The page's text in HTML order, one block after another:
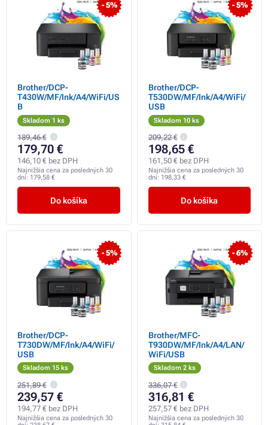
- 5%
Brother/DCP-
T430W/MF/Ink/A4/WiFi/US
B
Skladom 1 ks
189,46 €
179,70 €
146,10 € bez DPH
Najnižšia cena za posledných 30
dní: 179,58 €
Do košíka
- 5%
Brother/DCP-
T530DW/MF/Ink/A4/WiFi/
USB
Skladom 10 ks
209,22 €
198,65 €
161,50 € bez DPH
Najnižšia cena za posledných 30
dní: 198,33 €
Do košíka
- 5%
Brother/DCP-
T730DW/MF/Ink/A4/WiFi/
USB
Skladom 15 ks
251,89 €
239,57 €
194,77 € bez DPH
Najnižšia cena za posledných 30
- 6%
Brother/MFC-
T930DW/MF/Ink/A4/LAN/
WiFi/USB
Skladom 2 ks
336,07 €
316,81 €
257,57 € bez DPH
Najnižšia cena za posledných 30